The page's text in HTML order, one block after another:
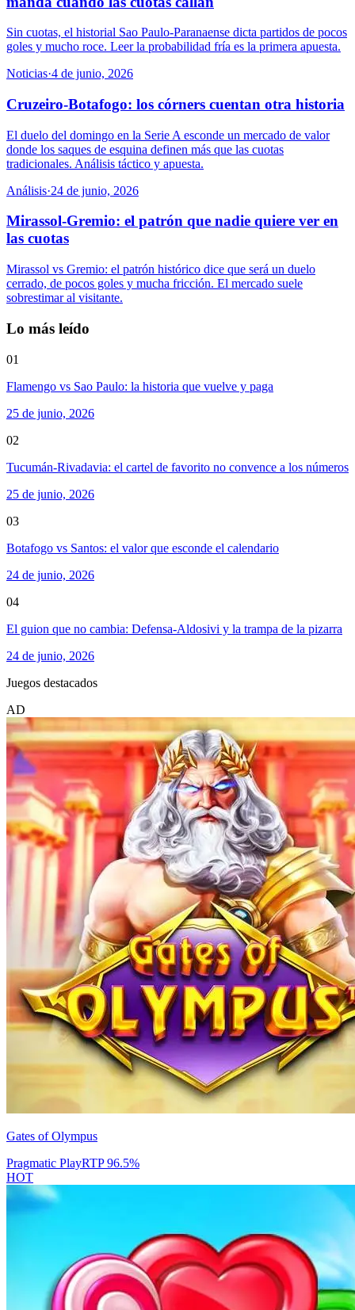
Sin cuotas, el historial Sao Paulo-Paranaense dicta partidos de pocos
goles y mucho roce. Leer la probabilidad fría es la primera apuesta.
Noticias·4 de junio, 2026
Cruzeiro-Botafogo: los córners cuentan otra historia
El duelo del domingo en la Serie A esconde un mercado de valor
donde los saques de esquina definen más que las cuotas
tradicionales. Análisis táctico y apuesta.
Análisis·24 de junio, 2026
Mirassol-Gremio: el patrón que nadie quiere ver en
las cuotas
Mirassol vs Gremio: el patrón histórico dice que será un duelo
cerrado, de pocos goles y mucha fricción. El mercado suele
sobrestimar al visitante.
Lo más leído
01
Flamengo vs Sao Paulo: la historia que vuelve y paga
25 de junio, 2026
02
Tucumán-Rivadavia: el cartel de favorito no convence a los números
25 de junio, 2026
03
Botafogo vs Santos: el valor que esconde el calendario
24 de junio, 2026
04
El guion que no cambia: Defensa-Aldosivi y la trampa de la pizarra
24 de junio, 2026
Juegos destacados
AD
Gates of Olympus
Pragmatic PlayRTP96.5%
HOT